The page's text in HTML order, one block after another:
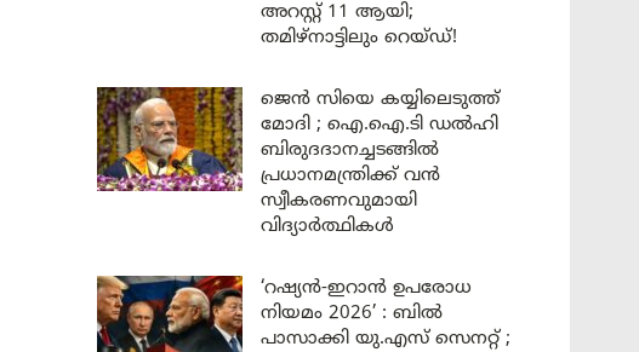
അറസ്റ്റ് 11 ആയി;
തമിഴ്‌നാട്ടിലും റെയ്ഡ്!
ജെൻ സിയെ കയ്യിലെടുത്ത്
മോദി ; ഐ.ഐ.ടി ഡൽഹി
ബിരുദദാനച്ചടങ്ങിൽ
പ്രധാനമന്ത്രിക്ക് വൻ
സ്വീകരണവുമായി
വിദ്യാർത്ഥികൾ
‘റഷ്യൻ-ഇറാൻ ഉപരോധ
നിയമം 2026’ : ബിൽ
പാസാക്കി യു.എസ് സെനറ്റ് ;